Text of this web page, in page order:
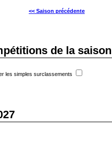
<< Saison précédente
de la saison
les simples surclassements